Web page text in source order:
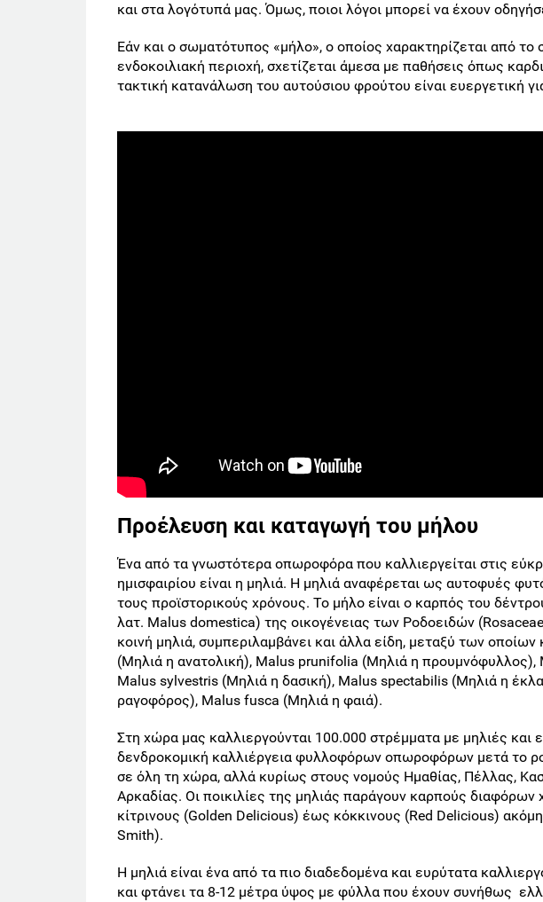
και στα λογότυπά μας. Όμως, ποιοι λόγοι μπορεί να έχουν
Εάν και ο σωματότυπος «μήλο», ο οποίος χαρακτηρίζεται από
ενδοκοιλιακή περιοχή, σχετίζεται άμεσα με παθήσεις όπως
τακτική κατανάλωση του αυτούσιου φρούτου είναι ευεργετική
Προέλευση και καταγωγή του μήλου
Ένα από τα γνωστότερα οπωροφόρα που καλλιεργείται στις
ημισφαιρίου είναι η μηλιά. Η μηλιά αναφέρεται ως αυτοφυές
τους προϊστορικούς χρόνους. Το μήλο είναι ο καρπός του
λατ. Malus domestica) της οικογένειας των Ροδοειδών
κοινή μηλιά, συμπεριλαμβάνει και άλλα είδη, μεταξύ των
(Μηλιά η ανατολική), Μalus prunifolia (Μηλιά η
Μalus sylvestris (Μηλιά η δασική), Μalus spectabilis (Μηλιά η
ραγοφόρος), Μalus fusca (Μηλιά η φαιά).
Στη χώρα μας καλλιεργούνται 100.000 στρέμματα με μηλιές και
δενδροκομική καλλιέργεια φυλλοφόρων οπωροφόρων μετά το
σε όλη τη χώρα, αλλά κυρίως στους νομούς Ημαθίας, Πέλλας,
Αρκαδίας. Οι ποικιλίες της μηλιάς παράγουν καρπούς
κίτρινους (Golden Delicious) έως κόκκινους (Red Delicious)
Smith).
Η μηλιά είναι ένα από τα πιο διαδεδομένα και ευρύτατα
και φτάνει τα 8-12 μέτρα ύψος με φύλλα που έχουν συνήθως